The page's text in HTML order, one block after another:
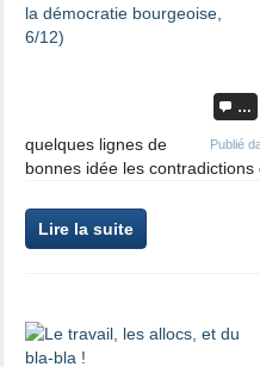
…
Publié
quelques lignes de
bonnes idée les contradictions
Lire la suite